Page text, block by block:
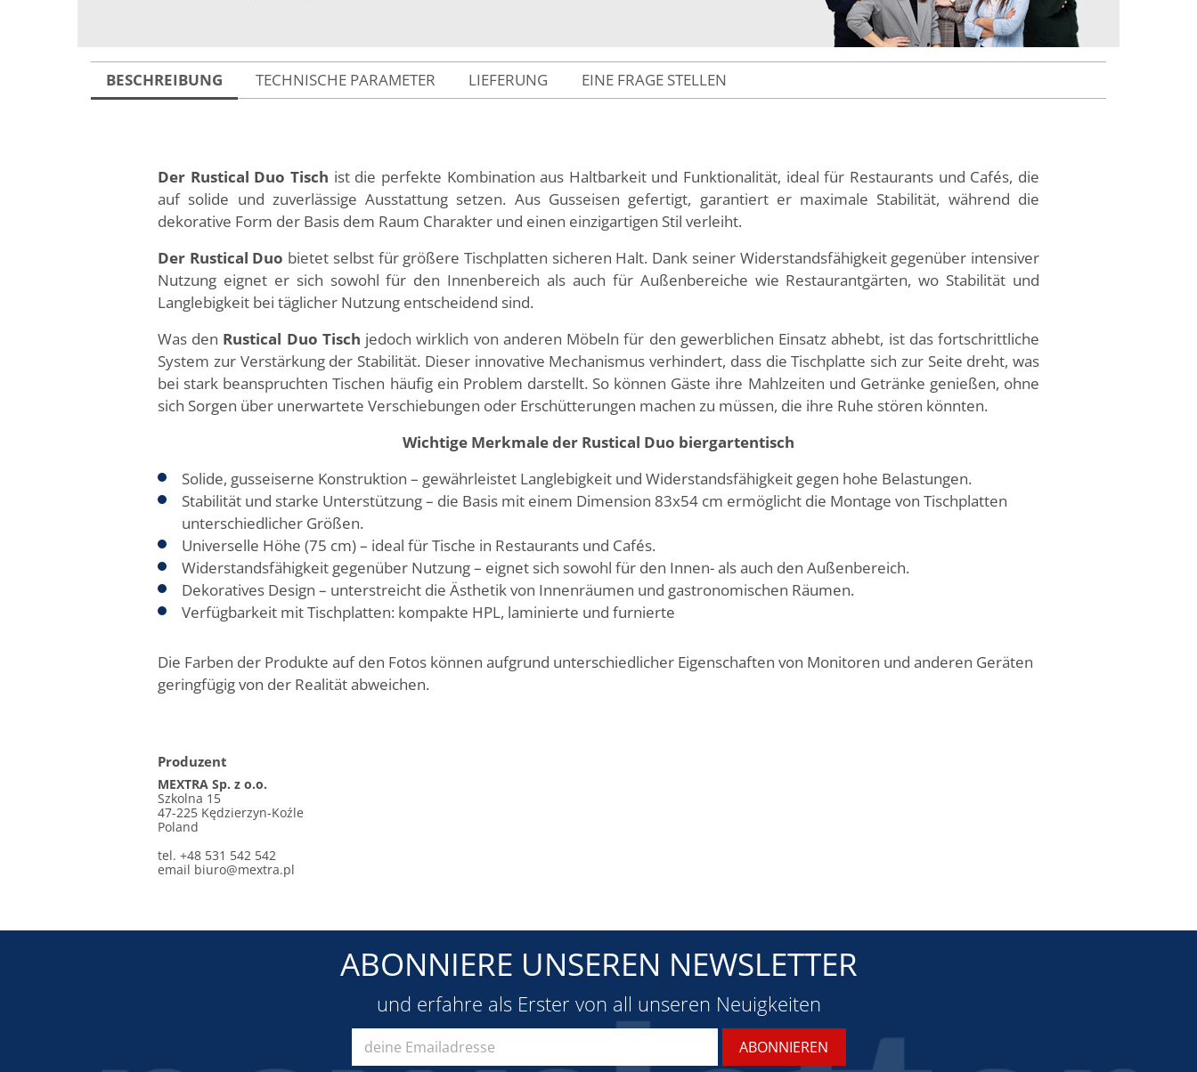
BESCHREIBUNG TECHNISCHE PARAMETER LIEFERUNG EINE FRAGE STELLEN
Der Rustical Duo Tisch ist die perfekte Kombination aus Haltbarkeit und Funktionalität, ideal für Restaurants und Cafés, die
auf solide und zuverlässige Ausstattung setzen. Aus Gusseisen gefertigt, garantiert er maximale Stabilität, während die
dekorative Form der Basis dem Raum Charakter und einen einzigartigen Stil verleiht.
Der Rustical Duo bietet selbst für größere Tischplatten sicheren Halt. Dank seiner Widerstandsfähigkeit gegenüber intensiver
Nutzung eignet er sich sowohl für den Innenbereich als auch für Außenbereiche wie Restaurantgärten, wo Stabilität und
Langlebigkeit bei täglicher Nutzung entscheidend sind.
Was den Rustical Duo Tisch jedoch wirklich von anderen Möbeln für den gewerblichen Einsatz abhebt, ist das fortschrittliche
System zur Verstärkung der Stabilität. Dieser innovative Mechanismus verhindert, dass die Tischplatte sich zur Seite dreht, was
bei stark beanspruchten Tischen häufig ein Problem darstellt. So können Gäste ihre Mahlzeiten und Getränke genießen, ohne
sich Sorgen über unerwartete Verschiebungen oder Erschütterungen machen zu müssen, die ihre Ruhe stören könnten.
Wichtige Merkmale der Rustical Duo biergartentisch
Solide, gusseiserne Konstruktion – gewährleistet Langlebigkeit und Widerstandsfähigkeit gegen hohe Belastungen.
Stabilität und starke Unterstützung – die Basis mit einem Dimension 83x54 cm ermöglicht die Montage von Tischplatten
unterschiedlicher Größen.
Universelle Höhe (75 cm) – ideal für Tische in Restaurants und Cafés.
Widerstandsfähigkeit gegenüber Nutzung – eignet sich sowohl für den Innen- als auch den Außenbereich.
Dekoratives Design – unterstreicht die Ästhetik von Innenräumen und gastronomischen Räumen.
Verfügbarkeit mit Tischplatten: kompakte HPL, laminierte und furnierte
Die Farben der Produkte auf den Fotos können aufgrund unterschiedlicher Eigenschaften von Monitoren und anderen Geräten
geringfügig von der Realität abweichen.
Produzent
MEXTRA Sp. z o.o.
Szkolna 15
47-225 Kędzierzyn-Koźle
Poland
tel. +48 531 542 542
email biuro@mextra.pl
ABONNIERE UNSEREN NEWSLETTER
und erfahre als Erster von all unseren Neuigkeiten